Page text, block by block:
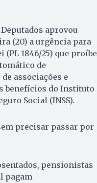
aprovou
(20) a urgência para
(PL 1846/25) que proíbe
de
associações e
benefícios do Instituto
Social (INSS).
precisar passar por
pensionistas
pagam